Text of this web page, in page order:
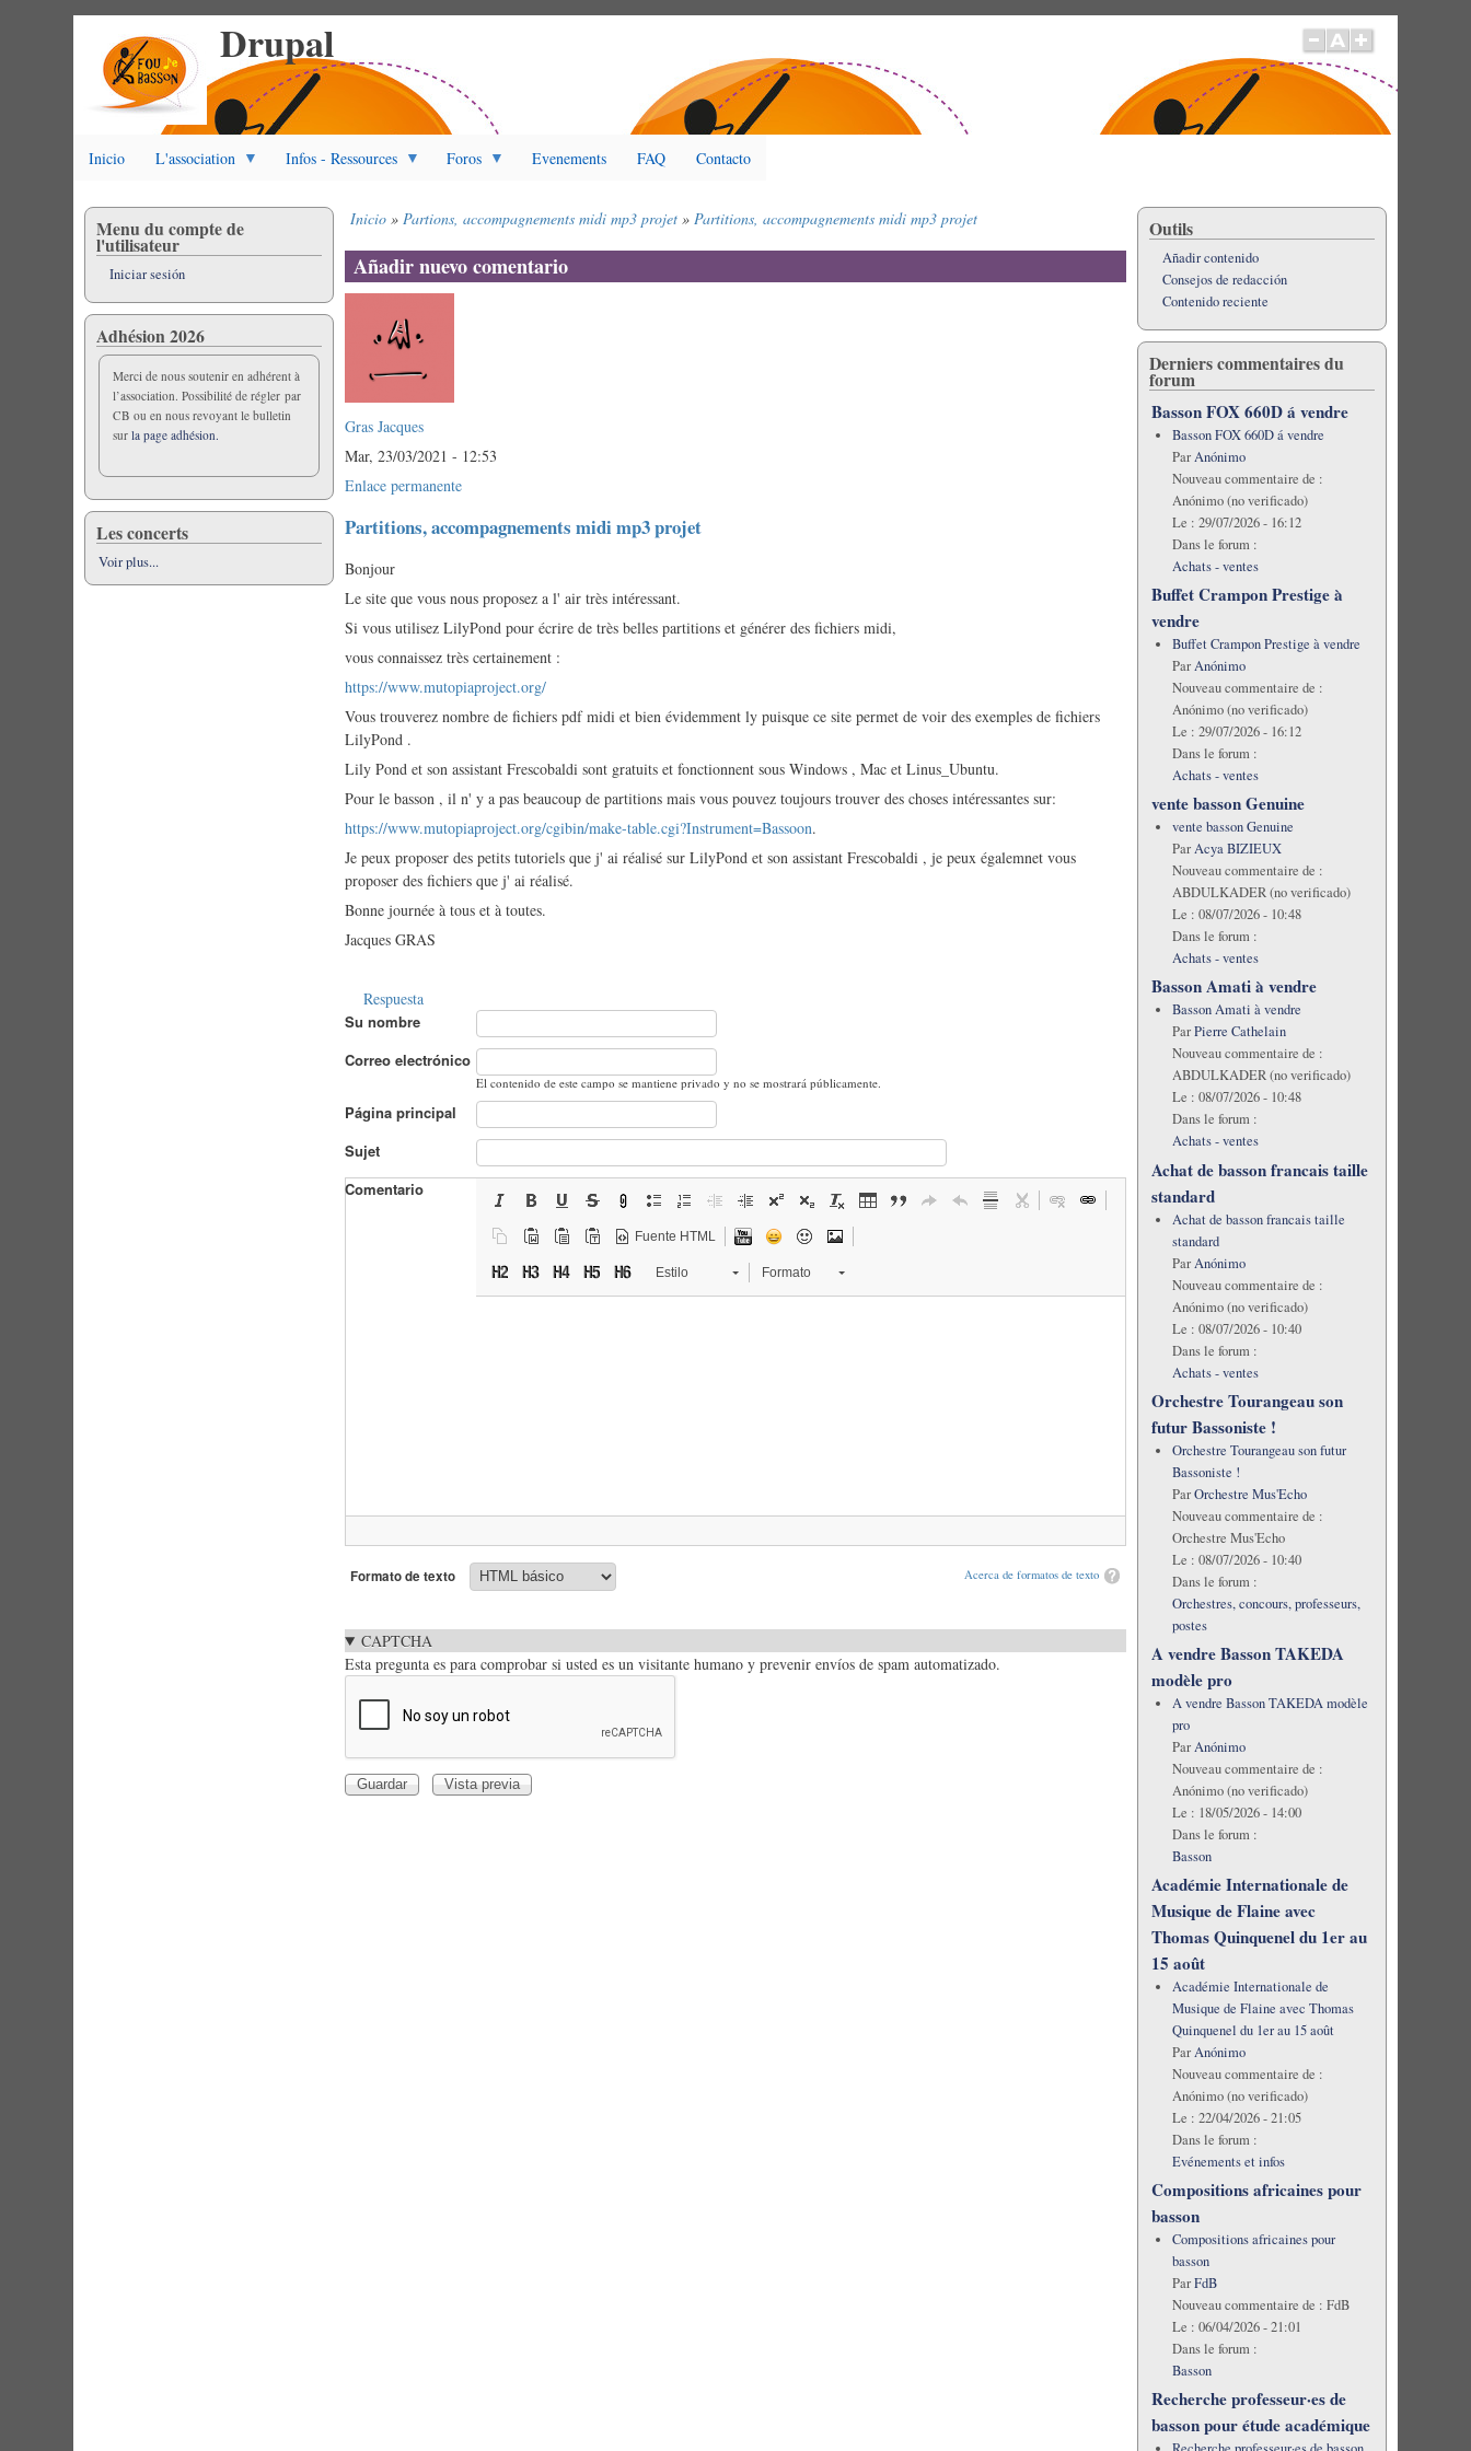
Drupal
Inicio L'association Infos - Ressources Foros Evenements FAQ Contacto
enlaces
de
navegación
Inicio Partions, accompagnements midi mp3 projet Partitions, accompagnements midi mp3 projet
Añadir nuevo comentario
Gras Jacques
Mar, 23/03/2021 - 12:53
Enlace permanente
Partitions, accompagnements midi mp3 projet
Bonjour
Le site que vous nous proposez a l' air très intéressant.
Si vous utilisez LilyPond pour écrire de très belles partitions et générer des fichiers midi,
vous connaissez très certainement :
https://www.mutopiaproject.org/
Vous trouverez nombre de fichiers pdf midi et bien évidemment ly puisque ce site permet de voir des exemples de fichiers
LilyPond .
Lily Pond et son assistant Frescobaldi sont gratuits et fonctionnent sous Windows , Mac et Linus_Ubuntu.
Pour le basson , il n' y a pas beaucoup de partitions mais vous pouvez toujours trouver des choses intéressantes sur:
https://www.mutopiaproject.org/cgibin/make-table.cgi?Instrument=Bassoon.
Je peux proposer des petits tutoriels que j' ai réalisé sur LilyPond et son assistant Frescobaldi , je peux égalemnet vous
proposer des fichiers que j' ai réalisé.
Bonne journée à tous et à toutes.
Jacques GRAS
Respuesta
Su nombre
Correo electrónico
El contenido de este campo se mantiene privado y no se mostrará públicamente.
Página principal
Sujet
Comentario
Fuente HTML
Estilo Formato
Acerca de formatos de texto
Formato de texto
CAPTCHA
Esta pregunta es para comprobar si usted es un visitante humano y prevenir envíos de spam automatizado.
Menu du compte de
l'utilisateur
Iniciar sesión
Adhésion 2026
Merci de nous soutenir en adhérent à
l’association. Possibilité de régler par
CB ou en nous revoyant le bulletin
surla page adhésion.
Les concerts
Voir plus...
Outils
Añadir contenido
Consejos de redacción
Contenido reciente
Derniers commentaires du
forum
Basson FOX 660D á vendre
Basson FOX 660D á vendre
ParAnónimo
Nouveau commentaire de :
Anónimo (no verificado)
Le : 29/07/2026 - 16:12
Dans le forum :
Achats - ventes
Buffet Crampon Prestige à
vendre
Buffet Crampon Prestige à vendre
ParAnónimo
Nouveau commentaire de :
Anónimo (no verificado)
Le : 29/07/2026 - 16:12
Dans le forum :
Achats - ventes
vente basson Genuine
vente basson Genuine
ParAcya BIZIEUX
Nouveau commentaire de :
ABDULKADER (no verificado)
Le : 08/07/2026 - 10:48
Dans le forum :
Achats - ventes
Basson Amati à vendre
Basson Amati à vendre
ParPierre Cathelain
Nouveau commentaire de :
ABDULKADER (no verificado)
Le : 08/07/2026 - 10:48
Dans le forum :
Achats - ventes
Achat de basson francais taille
standard
Achat de basson francais taille
standard
ParAnónimo
Nouveau commentaire de :
Anónimo (no verificado)
Le : 08/07/2026 - 10:40
Dans le forum :
Achats - ventes
Orchestre Tourangeau son
futur Bassoniste !
Orchestre Tourangeau son futur
Bassoniste !
ParOrchestre Mus'Echo
Nouveau commentaire de :
Orchestre Mus'Echo
Le : 08/07/2026 - 10:40
Dans le forum :
Orchestres, concours, professeurs,
postes
A vendre Basson TAKEDA
modèle pro
A vendre Basson TAKEDA modèle
pro
ParAnónimo
Nouveau commentaire de :
Anónimo (no verificado)
Le : 18/05/2026 - 14:00
Dans le forum :
Basson
Académie Internationale de
Musique de Flaine avec
Thomas Quinquenel du 1er au
15 août
Académie Internationale de
Musique de Flaine avec Thomas
Quinquenel du 1er au 15 août
ParAnónimo
Nouveau commentaire de :
Anónimo (no verificado)
Le : 22/04/2026 - 21:05
Dans le forum :
Evénements et infos
Compositions africaines pour
basson
Compositions africaines pour
basson
ParFdB
Nouveau commentaire de : FdB
Le : 06/04/2026 - 21:01
Dans le forum :
Basson
Recherche professeur·es de
basson pour étude académique